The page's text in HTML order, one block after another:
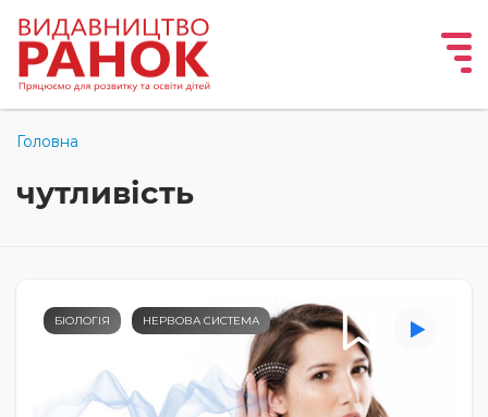
Головна
чутливість
БІОЛОГІЯ НЕРВОВА СИСТЕМА